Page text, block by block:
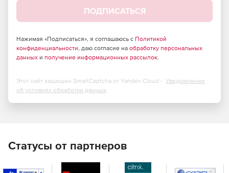
Индивидуальные правила безопасности.
Балансировка нагрузки на бэкенд.
Статистика в режиме реального времени.
ПОДПИСАТЬСЯ
Нажимая «Подписаться», я соглашаюсь с Политикой
конфиденциальности, даю согласие на обработку персональных
данных и получение информационных рассылок.
Этот сайт защищен SmartCaptcha от Yandex Cloud - Уведомление
об условиях обработки данных
Статусы от партнеров